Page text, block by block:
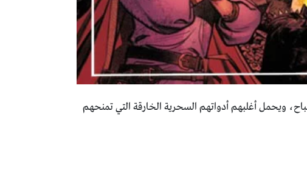
ويحمل أغلبهم أدواتهم السحرية الخارقة التي تمنحهم